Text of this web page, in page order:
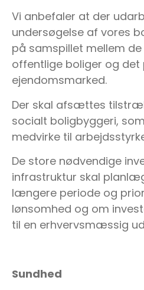
Vi anbefaler at der
undersøgelse af vores
på samspillet mellem
offentlige boliger og det
ejendomsmarked.
Der skal afsættes
socialt boligbyggeri,
medvirke til
De store nødvendige
infrastruktur skal
længere periode og
lønsomhed og om
til en erhvervsmæssig
Sundhed